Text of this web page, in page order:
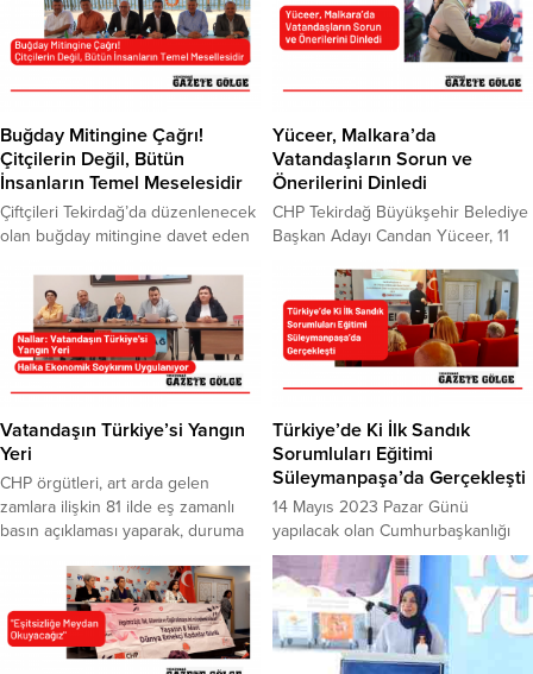
Buğday Mitingine Çağrı!
Çitçilerin Değil, Bütün
İnsanların Temel Meselesidir
Çiftçileri Tekirdağ’da düzenlenecek
olan buğday mitingine davet eden
Erhan Adem, enflasyonun yüzde
75 ilan edildiği, tarımsal girdi
maliyetlerinin yüzde 60’lara
yaklaştığı bir ortamda, hububatta
kilogram başına sadece 1 liralık artış
fermanının imzalandığına dikkat
çekti. CHP, 14 Haziran Cuma günü
Tekirdağ Hayrabolu’da CHP...
Yüceer, Malkara’da
Vatandaşların Sorun ve
Önerilerini Dinledi
CHP Tekirdağ Büyükşehir Belediye
Başkan Adayı Candan Yüceer, 11
devam ediyor. Çalışmalar
kapsamında Malkara’da bir dizi
ziyaret gerçekleştiren Candan
Yüceer, esnaf ve vatandaşlarla bir
araya geldi. Candan Yüceer,
Nergiz Karaağaçlı Öztürk ve
Malkara İlçe Başkanı İsmail Uzun’un
da eşlik ettiği ziyaretler kapsamında
ilk...
Vatandaşın Türkiye’si Yangın
Yeri
CHP örgütleri, art arda gelen
zamlara ilişkin 81 ilde eş zamanlı
basın açıklaması yaparak, duruma
Başkanı Volkan Nallar, halkın canına
tak eden zamlara dikkat çekmek
için CHP örgütleri olarak 81 ilde eş
zamanlı basın açıklaması yaptıklarını
Türkiye’de Ki İlk Sandık
Sorumluları Eğitimi
Süleymanpaşa’da Gerçekleşti
14 Mayıs 2023 Pazar Günü
yapılacak olan Cumhurbaşkanlığı
Seçimleri ve Milletvekilliği Genel
Seçimleri çalışmaları kapsamında
CHP örgütü, sandık görevlileri
eğitimlerine başladı. CHP Parti İçi
Eğitim Birimi Üyesi Erdoğan